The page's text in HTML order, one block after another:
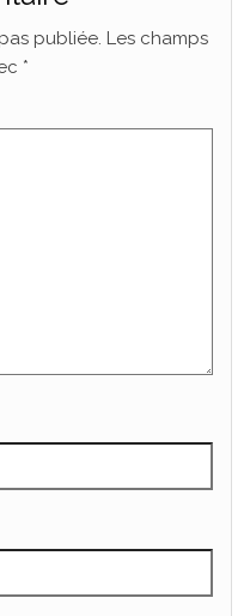
publiée. Les champs
*